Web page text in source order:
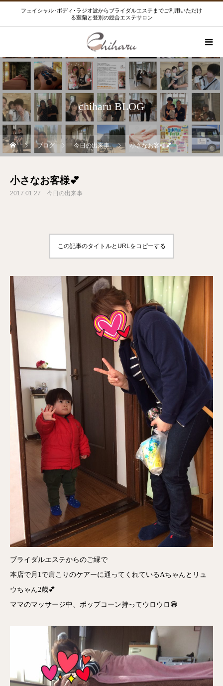
フェイシャル･ボディ･ラジオ波からブライダルエステまでご利用いただけ
る室蘭と登別の総合エステサロン
chiharu BLOG
ブログ 今日の出来事 小さなお客様💕
小さなお客様💕
2017.01.27 今日の出来事
この記事のタイトルとURLをコピーする
ブライダルエステからのご縁で
本店で月1で肩こりのケアーに通ってくれているAちゃんとリュ
ウちゃん2歳💕
ママのマッサージ中、ポップコーン持ってウロウロ😁